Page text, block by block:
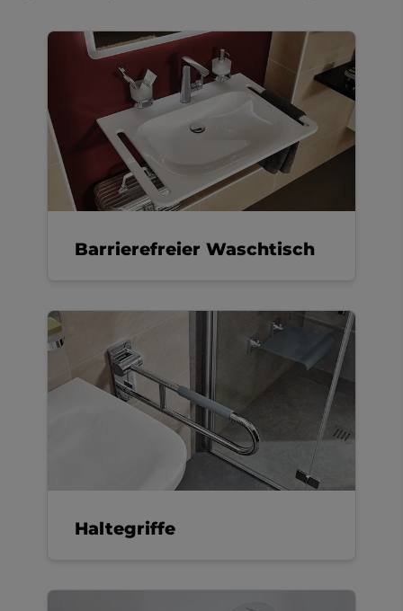
Barrierefreier Waschtisch
Haltegriffe